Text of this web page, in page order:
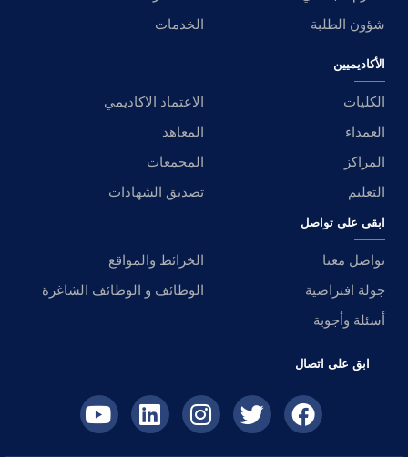
شؤون الطلبة
الخدمات
الأكاديميين
الكليات
الاعتماد الاكاديمي
العمداء
المعاهد
المراكز
المجمعات
التعليم
تصديق الشهادات
ابقى على تواصل
تواصل معنا
الخرائط والمواقع
جولة افتراضية
الوظائف و الوظائف الشاغرة
أسئلة وأجوبة
ابق على اتصال